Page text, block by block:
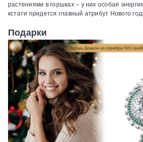
растениями в горшках – у них особая
кстати придется главный атрибут Нового
Подарки